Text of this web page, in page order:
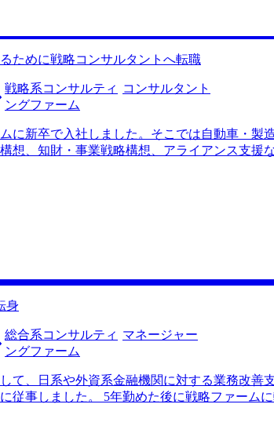
ために戦略コンサルタントへ転職
戦略系コンサルティ
ングファーム
コンサルタント
に新卒で入社しました。そこでは自動車・製
想、知財・事業戦略構想、アライアンス支援
ました。圧倒的な成長速度と質の高い経験を
トな選択だと判断しました。 MyVisionさんを
転職において鬼門となるケース面接ですが、
解を教えるのではなく、「なぜその思考に
身の思考プロセスを修正することができた
くださったことが印象に残っています。自
段階でさらなる挑戦に踏み出すことができて
決断をすることこそが、キャリアを切り拓く
身
総合系コンサルティ
ングファーム
マネージャー
、日系や外資系金融機関に対する業務改善
従事しました。 5年勤めた後に戦略ファーム